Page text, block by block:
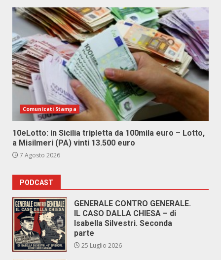
Comunicati Stampa
10eLotto: in Sicilia tripletta da 100mila euro – Lotto,
a Misilmeri (PA) vinti 13.500 euro
7 Agosto 2026
PODCAST
GENERALE CONTRO GENERALE.
IL CASO DALLA CHIESA – di
Isabella Silvestri. Seconda
parte
25 Luglio 2026